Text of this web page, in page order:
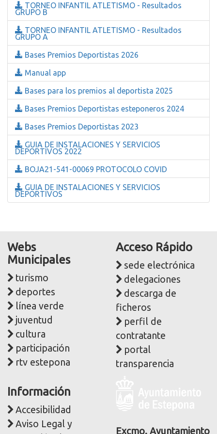
TORNEO INFANTIL ATLETISMO - Resultados
GRUPO B
TORNEO INFANTIL ATLETISMO - Resultados
GRUPO A
Bases Premios Deportistas 2026
Manual app
Bases para los premios al deportista 2025
Bases Premios Deportistas esteponeros 2024
Bases Premios Deportistas 2023
GUIA DE INSTALACIONES Y SERVICIOS
DEPORTIVOS 2022
BOJA21-541-00069 PROTOCOLO COVID
GUIA DE INSTALACIONES Y SERVICIOS
DEPORTIVOS
Webs
Municipales
turismo
deportes
línea verde
juventud
cultura
participación
rtv estepona
Acceso Rápido
sede electrónica
delegaciones
descarga de
ficheros
perfil de
contratante
portal
transparencia
Información
Accesibilidad
Aviso Legal y
Excmo. Ayuntamiento